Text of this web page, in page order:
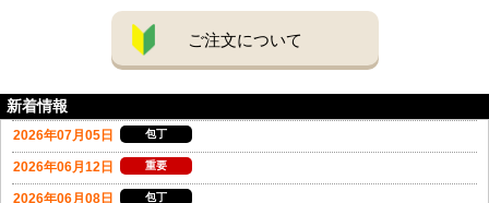
ご注文について
新着情報